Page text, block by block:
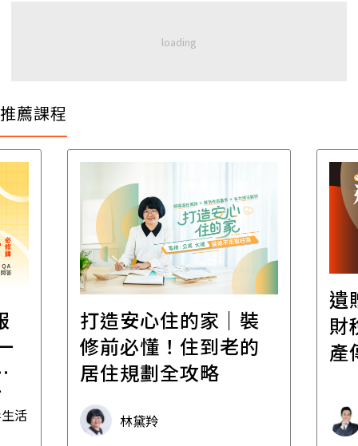
推薦課程
活
打造安心住的家｜裝
修前必懂！住到老的
居住規劃全攻略
林黛羚
遺
財
產